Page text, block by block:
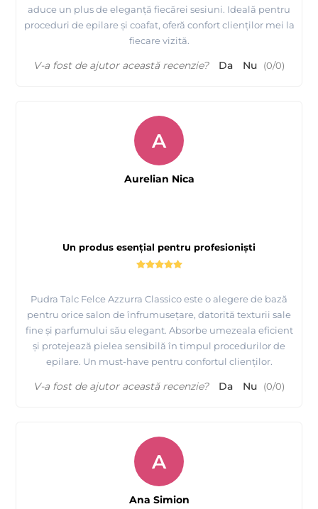
aduce un plus de eleganță fiecărei sesiuni. Ideală pentru
proceduri de epilare și coafat, oferă confort clienților mei la
fiecare vizită.
V-a fost de ajutor această recenzie? Da Nu (0/0)
Un produs esențial pentru profesioniști
Pudra Talc Felce Azzurra Classico este o alegere de bază
pentru orice salon de înfrumusețare, datorită texturii sale
fine și parfumului său elegant. Absorbe umezeala eficient
și protejează pielea sensibilă în timpul procedurilor de
epilare. Un must-have pentru confortul clienților.
A
Aurelian Nica
V-a fost de ajutor această recenzie? Da Nu (0/0)
A
Ana Simion